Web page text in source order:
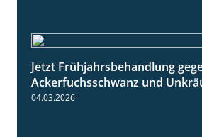
Jetzt Frühjahrsbehandlung
Ackerfuchsschwanz und
04.03.2026